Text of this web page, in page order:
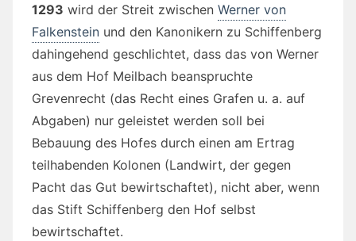
1293 wird der Streit zwischen Werner von
Falkenstein und den Kanonikern zu Schiffenberg
dahingehend geschlichtet, dass das von Werner
aus dem Hof Meilbach beanspruchte
Grevenrecht (das Recht eines Grafen u. a. auf
Abgaben) nur geleistet werden soll bei
Bebauung des Hofes durch einen am Ertrag
teilhabenden Kolonen (Landwirt, der gegen
Pacht das Gut bewirtschaftet), nicht aber, wenn
das Stift Schiffenberg den Hof selbst
bewirtschaftet.